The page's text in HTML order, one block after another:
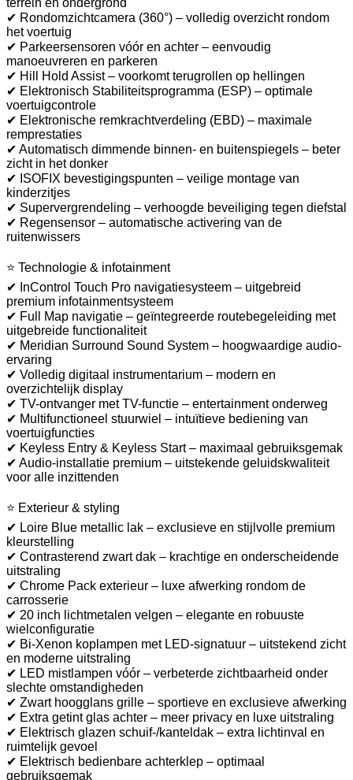
✔ Rondomzichtcamera (360°) – volledig overzicht rondom
het voertuig
✔ Parkeersensoren vóór en achter – eenvoudig
manoeuvreren en parkeren
✔ Hill Hold Assist – voorkomt terugrollen op hellingen
✔ Elektronisch Stabiliteitsprogramma (ESP) – optimale
voertuigcontrole
✔ Elektronische remkrachtverdeling (EBD) – maximale
remprestaties
✔ Automatisch dimmende binnen- en buitenspiegels – beter
zicht in het donker
✔ ISOFIX bevestigingspunten – veilige montage van
kinderzitjes
✔ Supervergrendeling – verhoogde beveiliging tegen diefstal
✔ Regensensor – automatische activering van de
ruitenwissers
⭐ Technologie & infotainment
✔ InControl Touch Pro navigatiesysteem – uitgebreid
premium infotainmentsysteem
✔ Full Map navigatie – geïntegreerde routebegeleiding met
uitgebreide functionaliteit
✔ Meridian Surround Sound System – hoogwaardige audio-
ervaring
✔ Volledig digitaal instrumentarium – modern en
overzichtelijk display
✔ TV-ontvanger met TV-functie – entertainment onderweg
✔ Multifunctioneel stuurwiel – intuïtieve bediening van
voertuigfuncties
✔ Keyless Entry & Keyless Start – maximaal gebruiksgemak
✔ Audio-installatie premium – uitstekende geluidskwaliteit
voor alle inzittenden
⭐ Exterieur & styling
✔ Loire Blue metallic lak – exclusieve en stijlvolle premium
kleurstelling
✔ Contrasterend zwart dak – krachtige en onderscheidende
uitstraling
✔ Chrome Pack exterieur – luxe afwerking rondom de
carrosserie
✔ 20 inch lichtmetalen velgen – elegante en robuuste
wielconfiguratie
✔ Bi-Xenon koplampen met LED-signatuur – uitstekend zicht
en moderne uitstraling
✔ LED mistlampen vóór – verbeterde zichtbaarheid onder
slechte omstandigheden
✔ Zwart hoogglans grille – sportieve en exclusieve afwerking
✔ Extra getint glas achter – meer privacy en luxe uitstraling
✔ Elektrisch glazen schuif-/kanteldak – extra lichtinval en
ruimtelijk gevoel
✔ Elektrisch bedienbare achterklep – optimaal
gebruiksgemak